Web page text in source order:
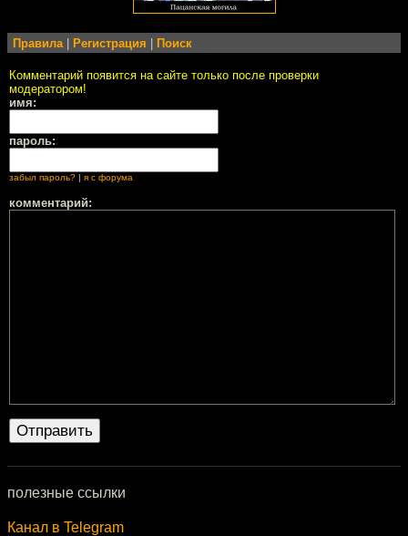
Правила Регистрация Поиск
Комментарий появится на сайте только после проверки
модератором!
имя:
пароль:
забыл пароль? | я с форума
комментарий:
полезные ссылки
Канал в Telegram